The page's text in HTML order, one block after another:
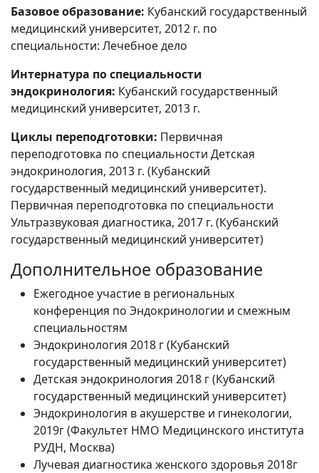
Базовое образование: Кубанский государственный
медицинский университет, 2012 г. по
специальности: Лечебное дело
Интернатура по специальности
эндокринология: Кубанский государственный
медицинский университет, 2013 г.
Циклы переподготовки: Первичная
переподготовка по специальности Детская
эндокринология, 2013 г. (Кубанский
государственный медицинский университет).
Первичная переподготовка по специальности
Ультразвуковая диагностика, 2017 г. (Кубанский
государственный медицинский университет)
Дополнительное образование
Ежегодное участие в региональных
конференция по Эндокринологии и смежным
специальностям
Эндокринология 2018 г (Кубанский
государственный медицинский университет)
Детская эндокринология 2018 г (Кубанский
государственный медицинский университет)
Эндокринология в акушерстве и гинекологии,
2019г (Факультет НМО Медицинского института
РУДН, Москва)
Лучевая диагностика женского здоровья 2018г